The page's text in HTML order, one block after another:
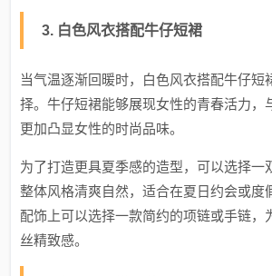
3. 白色风衣搭配牛仔短裙
当气温逐渐回暖时，白色风衣搭配牛仔短
择。牛仔短裙能够展现女性的青春活力，
更加凸显女性的时尚品味。
为了打造更具夏季感的造型，可以选择一
整体风格清爽自然，适合在夏日约会或度
配饰上可以选择一款简约的项链或手链，
丝精致感。